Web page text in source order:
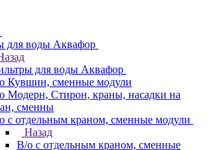
для воды Аквафор
для воды Аквафор
Кувшин, сменные модули
Модерн, Стирон, краны, насадки на
сменны
с отдельным краном, сменные модули
Назад
В/о с отдельным краном, сменные